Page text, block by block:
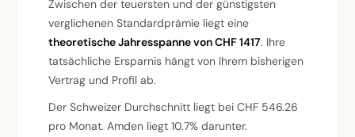
Zwischen der teuersten und der günstigsten
verglichenen Standardprämie liegt eine
theoretische Jahresspanne von CHF 1417. Ihre
tatsächliche Ersparnis hängt von Ihrem bisherigen
Vertrag und Profil ab.
Der Schweizer Durchschnitt liegt bei CHF 546.26
pro Monat. Amden liegt 10.7% darunter.